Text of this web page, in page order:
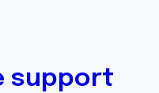
support